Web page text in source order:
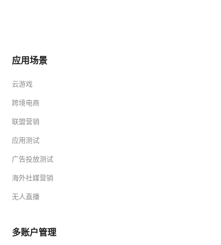
应用场景
云游戏
跨境电商
联盟营销
应用测试
广告投放测试
海外社媒营销
无人直播
多账户管理